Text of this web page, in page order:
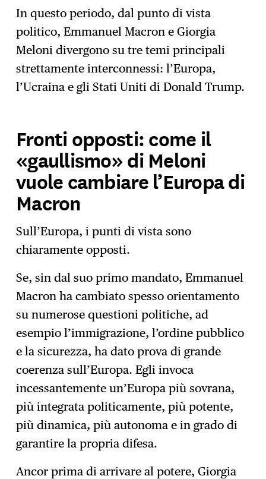
In questo periodo, dal punto di vista
politico, Emmanuel Macron e Giorgia
Meloni divergono su tre temi principali
strettamente interconnessi: l’Europa,
l’Ucraina e gli Stati Uniti di Donald Trump.
Fronti opposti: come il
«gaullismo» di Meloni
vuole cambiare l’Europa di
Macron
Sull’Europa, i punti di vista sono
chiaramente opposti.
Se, sin dal suo primo mandato, Emmanuel
Macron ha cambiato spesso orientamento
su numerose questioni politiche, ad
esempio l’immigrazione, l’ordine pubblico
e la sicurezza, ha dato prova di grande
coerenza sull’Europa. Egli invoca
incessantemente un’Europa più sovrana,
più integrata politicamente, più potente,
più dinamica, più autonoma e in grado di
garantire la propria difesa.
Ancor prima di arrivare al potere, Giorgia